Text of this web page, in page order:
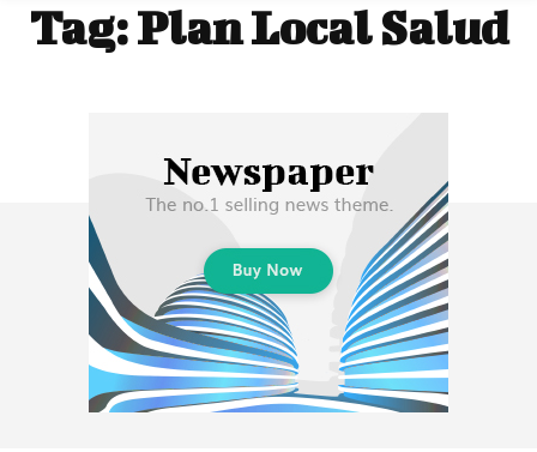
Tag:Plan Local Salud